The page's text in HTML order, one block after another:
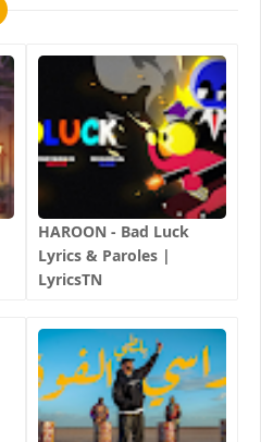
HAROON - Bad Luck
Lyrics & Paroles |
LyricsTN